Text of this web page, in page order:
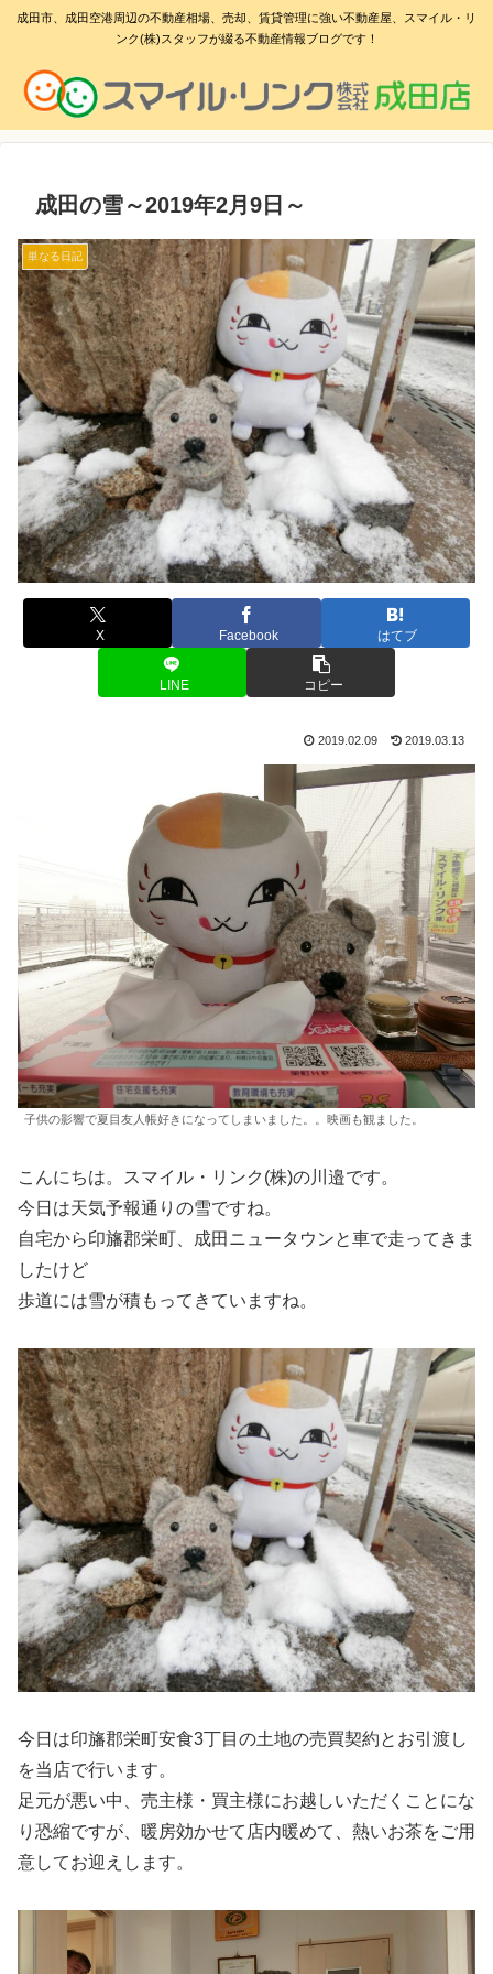
成田市、成田空港周辺の不動産相場、売却、賃貸管理に強い不動産屋、スマイル・リ
ンク(株)スタッフが綴る不動産情報ブログです！
成田の雪～2019年2月9日～
単なる日記
X Facebook はてブ
LINE コピー
2019.02.09 2019.03.13
子供の影響で夏目友人帳好きになってしまいました。。映画も観ました。
こんにちは。スマイル・リンク(株)の川邉です。
今日は天気予報通りの雪ですね。
自宅から印旛郡栄町、成田ニュータウンと車で走ってきま
したけど
歩道には雪が積もってきていますね。
今日は印旛郡栄町安食3丁目の土地の売買契約とお引渡し
を当店で行います。
足元が悪い中、売主様・買主様にお越しいただくことにな
り恐縮ですが、暖房効かせて店内暖めて、熱いお茶をご用
意してお迎えします。